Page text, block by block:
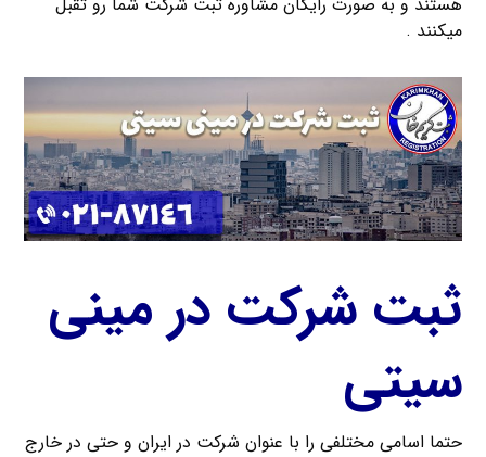
میکنند .
ثبت شرکت در مینی
سیتی
حتما اسامی مختلفی را با عنوان شرکت در ایران و حتی در خارج